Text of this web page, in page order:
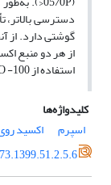
دسترسی بالاتر،
از هر دو منبع
استفاده از SPZnO -100 توصیه می­شود.
کلیدواژه‌ها
اسپرم
اکسید